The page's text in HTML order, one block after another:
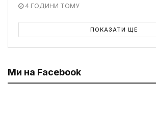
4 ГОДИНИ ТОМУ
ПОКАЗАТИ ЩЕ
Ми на Facebook